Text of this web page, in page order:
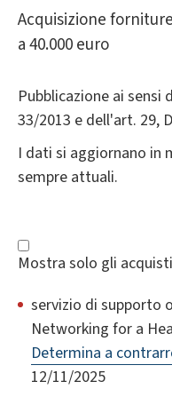
Acquisizione
a 40.000 euro
Pubblicazione ai sensi
33/2013 e dell'art. 29,
I dati si aggiornano in
sempre attuali.
Mostra solo gli
servizio di supporto
Networking for a
Determina a
12/11/2025